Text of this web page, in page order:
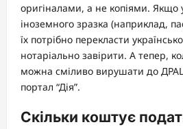
оригіналами, а не копіями. Якщо
іноземного зразка (наприклад,
їх потрібно перекласти
нотаріально завірити. А тепер,
можна сміливо вирушати до
портал “Дія”.
Скільки коштує